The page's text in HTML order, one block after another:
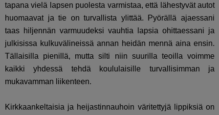
tapana vielä lapsen puolesta varmistaa, että lähestyvät autot
huomaavat ja tie on turvallista ylittää. Pyörällä ajaessani
taas hiljennän varmuudeksi vauhtia lapsia ohittaessani ja
julkisissa kulkuvälineissä annan heidän mennä aina ensin.
Tällaisilla pienillä, mutta silti niin suurilla teoilla voimme
kaikki yhdessä tehdä koululaisille turvallisimman ja
mukavamman liikenteen.
Kirkkaankeltaisia ja heijastinnauhoin väritettyjä lippiksiä on